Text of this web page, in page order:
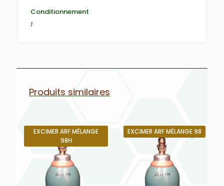
Conditionnement
1
Produits similaires
EXCIMER ARF MÉLANGE
98H
EXCIMER ARF MÉLANGE 98